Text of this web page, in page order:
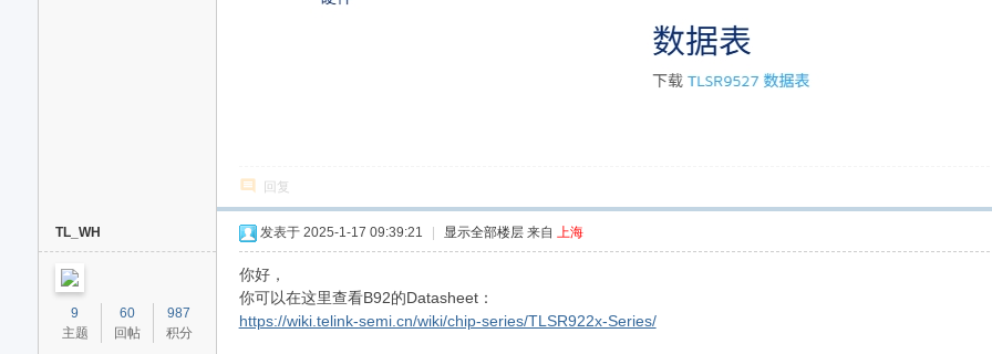
回复
TL_WH
9
主题
60
回帖
987
积分
发表于 2025-1-17 09:39:21 显示全部楼层来自 上海
你好，
你可以在这里查看B92的Datasheet：
https://wiki.telink-semi.cn/wiki/chip-series/TLSR922x-Series/